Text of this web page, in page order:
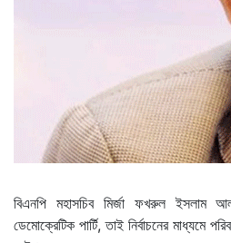
বিএনপি মহাসচিব মির্জা ফখরুল ইসলাম
ডেমোক্রেটিক পার্টি, তাই নির্বাচনের মাধ্যমে